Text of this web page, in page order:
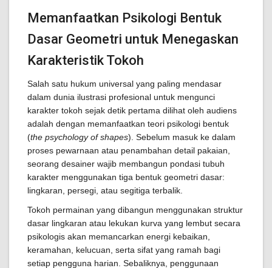
Memanfaatkan Psikologi Bentuk
Dasar Geometri untuk Menegaskan
Karakteristik Tokoh
Salah satu hukum universal yang paling mendasar
dalam dunia ilustrasi profesional untuk mengunci
karakter tokoh sejak detik pertama dilihat oleh audiens
adalah dengan memanfaatkan teori psikologi bentuk
(the psychology of shapes). Sebelum masuk ke dalam
proses pewarnaan atau penambahan detail pakaian,
seorang desainer wajib membangun pondasi tubuh
karakter menggunakan tiga bentuk geometri dasar:
lingkaran, persegi, atau segitiga terbalik.
Tokoh permainan yang dibangun menggunakan struktur
dasar lingkaran atau lekukan kurva yang lembut secara
psikologis akan memancarkan energi kebaikan,
keramahan, kelucuan, serta sifat yang ramah bagi
setiap pengguna harian. Sebaliknya, penggunaan